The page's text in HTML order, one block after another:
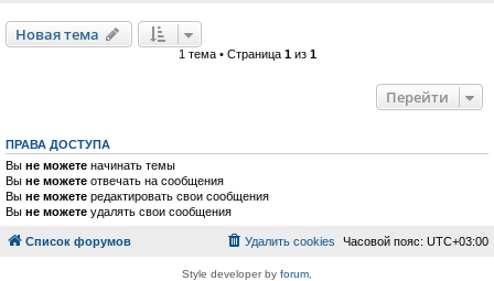
Новая тема
1 тема • Страница 1из 1
Перейти
ПРАВА ДОСТУПА
Вы не можете начинать темы
Вы не можете отвечать на сообщения
Вы не можете редактировать свои сообщения
Вы не можете удалять свои сообщения
Список форумов Часовой пояс: UTC+03:00
Удалить cookies
Style developer by forum